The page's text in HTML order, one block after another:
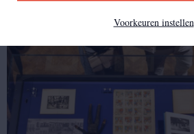
Voorkeuren instellen